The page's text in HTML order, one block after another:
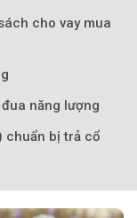
cho vay mua
năng lượng
chuẩn bị trả cổ